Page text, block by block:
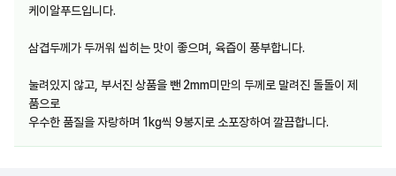
케이알푸드입니다.
삼겹두께가 두꺼워 씹히는 맛이 좋으며, 육즙이 풍부합니다.
눌려있지 않고, 부서진 상품을 뺀 2mm미만의 두께로 말려진 돌돌이 제
품으로
우수한 품질을 자랑하며 1kg씩 9봉지로 소포장하여 깔끔합니다.